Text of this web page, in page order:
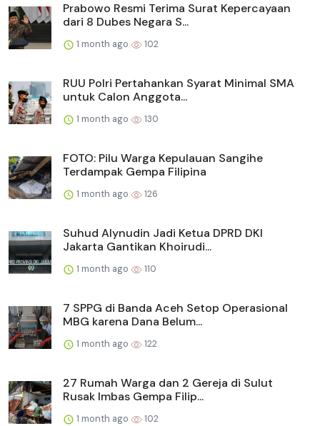
Prabowo Resmi Terima Surat Kepercayaan
dari 8 Dubes Negara S...
1 month ago 102
RUU Polri Pertahankan Syarat Minimal SMA
untuk Calon Anggota...
1 month ago 130
FOTO: Pilu Warga Kepulauan Sangihe
Terdampak Gempa Filipina
1 month ago 126
Suhud Alynudin Jadi Ketua DPRD DKI
Jakarta Gantikan Khoirudi...
1 month ago 110
7 SPPG di Banda Aceh Setop Operasional
MBG karena Dana Belum...
1 month ago 122
27 Rumah Warga dan 2 Gereja di Sulut
Rusak Imbas Gempa Filip...
1 month ago 102